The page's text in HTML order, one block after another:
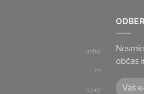
(1789)
(7)
(1545)
občas